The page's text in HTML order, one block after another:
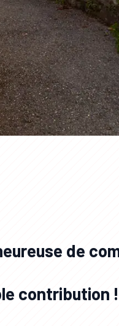
de
contribution !